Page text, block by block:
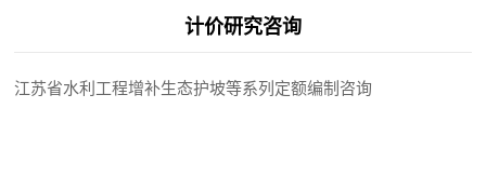
计价研究咨询
江苏省水利工程增补生态护坡等系列定额编制咨询